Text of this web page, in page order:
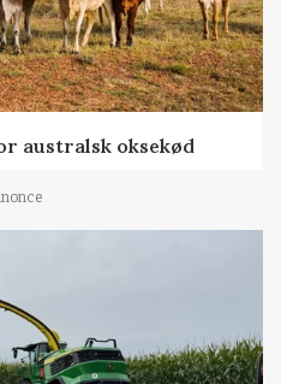
australsk oksekød